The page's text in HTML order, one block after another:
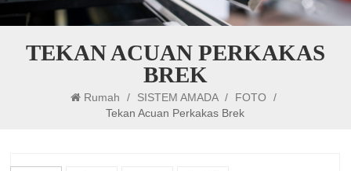
TEKAN ACUAN PERKAKAS
BREK
Rumah / SISTEM AMADA / FOTO
/
Tekan Acuan Perkakas Brek